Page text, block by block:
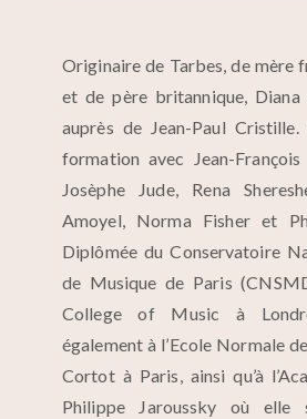
Originaire de Tarbes, de mère
et de père britannique,
auprès de Jean-Paul
formation avec Jean-
Josèphe Jude, Rena
Amoyel, Norma Fisher et
Diplômée du Conservatoire
de Musique de Paris
College of Music à
également à l’Ecole Normale
Cortot à Paris, ainsi qu’à
Philippe Jaroussky où elle